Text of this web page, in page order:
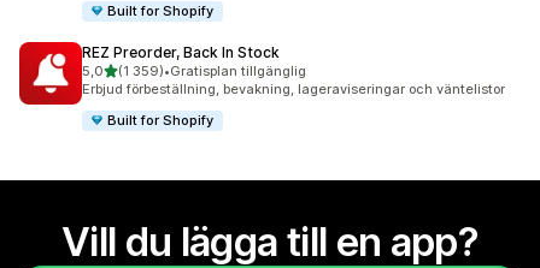
Built for Shopify
REZ Preorder, Back In Stock
5,0av 5 stjärnor
(1 359)
1359 recensioner totalt
•Gratisplan tillgänglig
Erbjud förbeställning, bevakning, lageraviseringar och väntelistor
Built for Shopify
Vill du lägga till en app?